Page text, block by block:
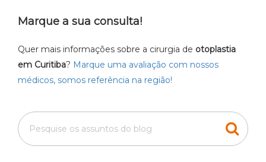
Marque a sua consulta!
Quer mais informações sobre a cirurgia de otoplastia
em Curitiba? Marque uma avaliação com nossos
médicos, somos referência na região!